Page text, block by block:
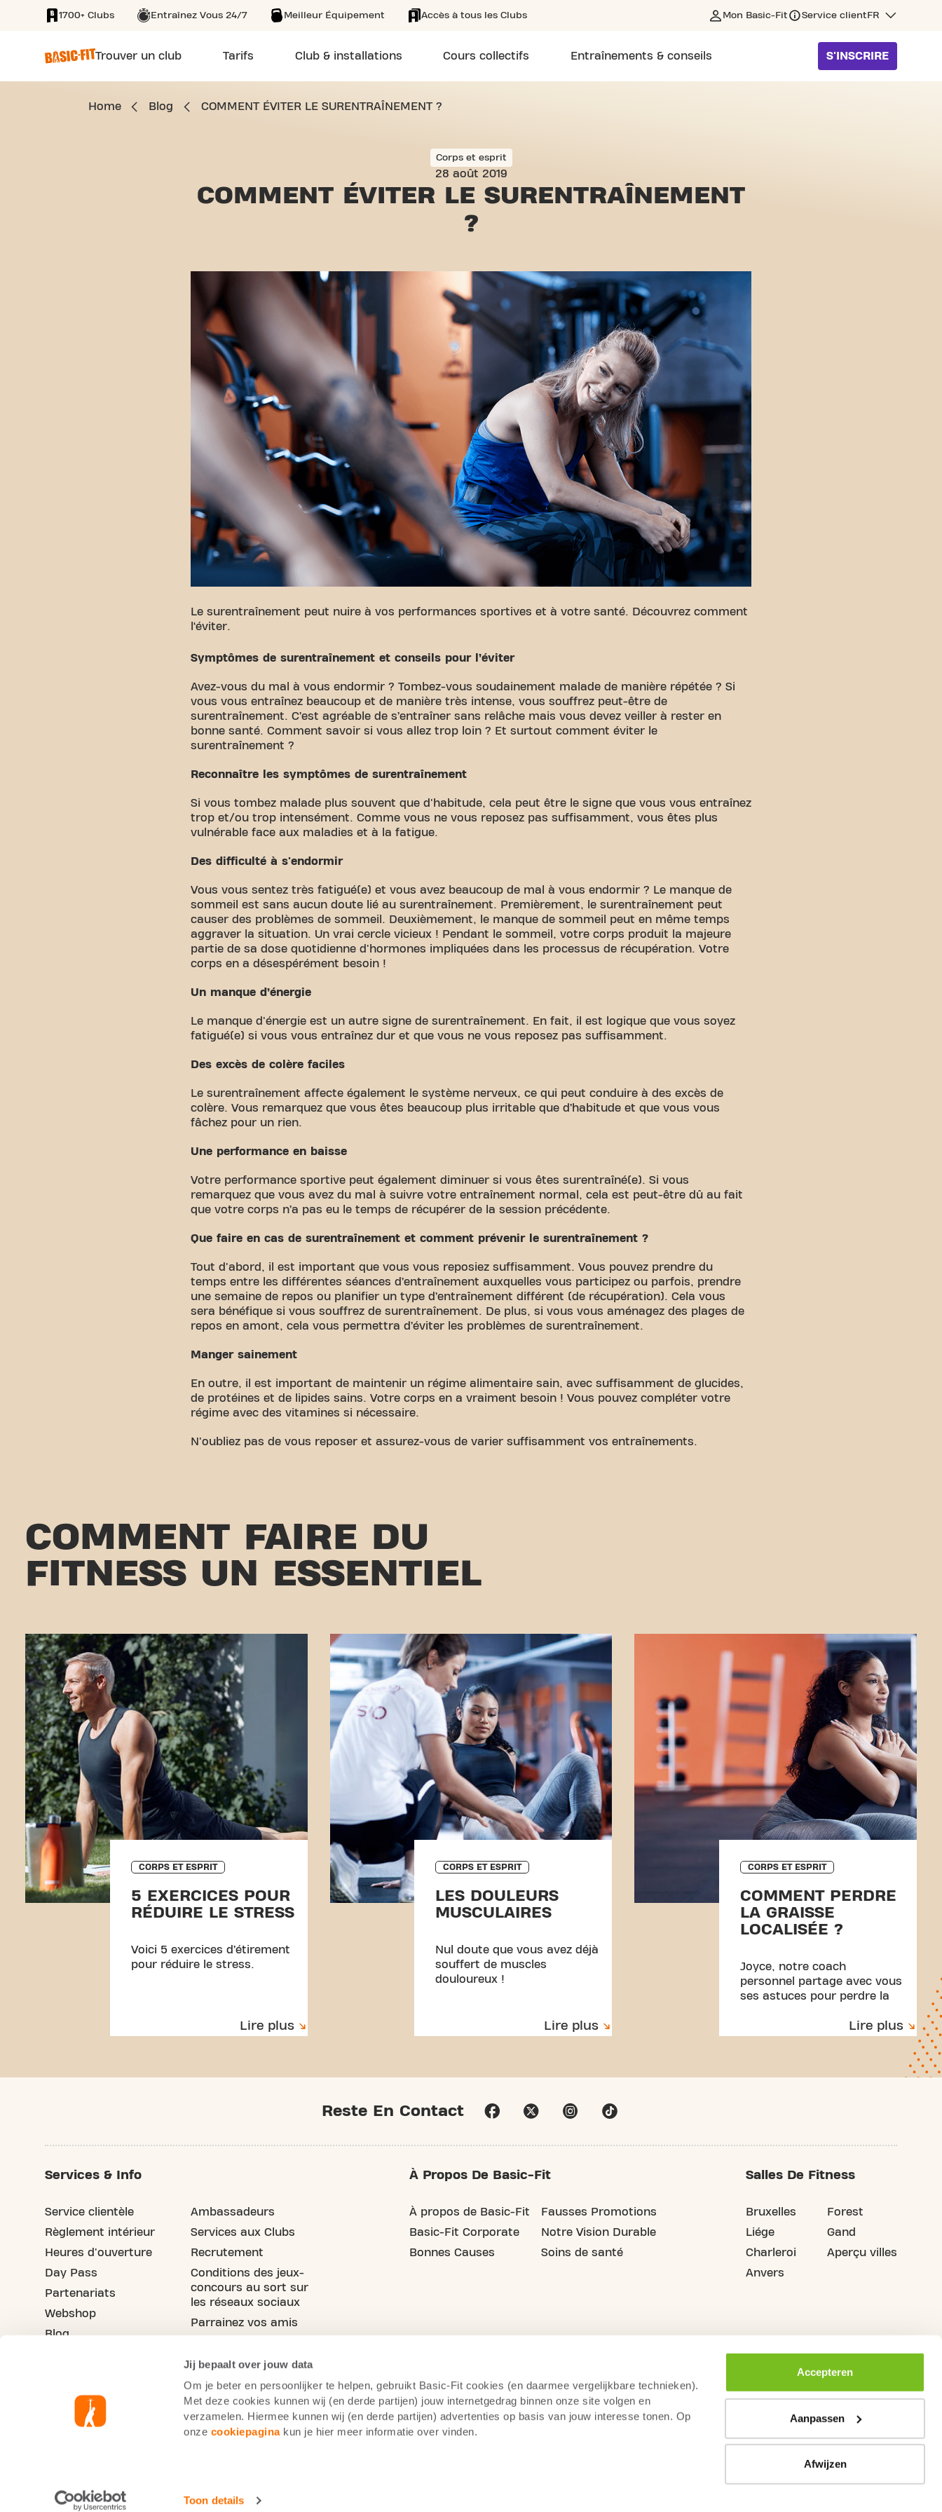
Jij bepaalt over jouw data
Om je beter en persoonlijker te helpen, gebruikt Basic-Fit cookies (en daarmee vergelijkbare technieken).
Met deze cookies kunnen wij (en derde partijen) jouw internetgedrag binnen onze site volgen en
verzamelen. Hiermee kunnen wij (en derde partijen) advertenties op basis van jouw interesse tonen. Op
onze cookiepaginakun je hier meer informatie over vinden.
Toon details
Accepteren
Aanpassen
Afwijzen
SKIP TO MAIN CONTENT
1700+ Clubs Entraînez Vous 24/7 Meilleur Équipement Accès à tous les Clubs Mon Basic-Fit Service client FR
Trouver un club Tarifs Club & installations Cours collectifs Entraînements & conseils S'INSCRIRE
Home Blog COMMENT ÉVITER LE SURENTRAÎNEMENT ?
Corps et esprit
28 août 2019
COMMENT ÉVITER LE SURENTRAÎNEMENT
?
Le surentraînement peut nuire à vos performances sportives et à votre santé. Découvrez comment
l‘éviter.
Symptômes de surentraînement et conseils pour l’éviter
Avez-vous du mal à vous endormir ? Tombez-vous soudainement malade de manière répétée ? Si
vous vous entraînez beaucoup et de manière très intense, vous souffrez peut-être de
surentraînement. C’est agréable de s’entraîner sans relâche mais vous devez veiller à rester en
bonne santé. Comment savoir si vous allez trop loin ? Et surtout comment éviter le
surentraînement ?
Reconnaître les symptômes de surentraînement
Si vous tombez malade plus souvent que d'habitude, cela peut être le signe que vous vous entraînez
trop et/ou trop intensément. Comme vous ne vous reposez pas suffisamment, vous êtes plus
vulnérable face aux maladies et à la fatigue.
Des difficulté à s'endormir
Vous vous sentez très fatigué(e) et vous avez beaucoup de mal à vous endormir ? Le manque de
sommeil est sans aucun doute lié au surentraînement. Premièrement, le surentraînement peut
causer des problèmes de sommeil. Deuxièmement, le manque de sommeil peut en même temps
aggraver la situation. Un vrai cercle vicieux ! Pendant le sommeil, votre corps produit la majeure
partie de sa dose quotidienne d'hormones impliquées dans les processus de récupération. Votre
corps en a désespérément besoin !
Un manque d’énergie
Le manque d'énergie est un autre signe de surentraînement. En fait, il est logique que vous soyez
fatigué(e) si vous vous entraînez dur et que vous ne vous reposez pas suffisamment.
Des excès de colère faciles
Le surentraînement affecte également le système nerveux, ce qui peut conduire à des excès de
colère. Vous remarquez que vous êtes beaucoup plus irritable que d’habitude et que vous vous
fâchez pour un rien.
Une performance en baisse
Votre performance sportive peut également diminuer si vous êtes surentraîné(e). Si vous
remarquez que vous avez du mal à suivre votre entraînement normal, cela est peut-être dû au fait
que votre corps n’a pas eu le temps de récupérer de la session précédente.
Que faire en cas de surentraînement et comment prévenir le surentraînement ?
Tout d'abord, il est important que vous vous reposiez suffisamment. Vous pouvez prendre du
temps entre les différentes séances d’entraînement auxquelles vous participez ou parfois, prendre
une semaine de repos ou planifier un type d’entraînement différent (de récupération). Cela vous
sera bénéfique si vous souffrez de surentraînement. De plus, si vous vous aménagez des plages de
repos en amont, cela vous permettra d’éviter les problèmes de surentraînement.
Manger sainement
En outre, il est important de maintenir un régime alimentaire sain, avec suffisamment de glucides,
de protéines et de lipides sains. Votre corps en a vraiment besoin ! Vous pouvez compléter votre
régime avec des vitamines si nécessaire.
N'oubliez pas de vous reposer et assurez-vous de varier suffisamment vos entraînements.
COMMENT FAIRE DU
FITNESS UN ESSENTIEL
CORPS ET ESPRIT
5 EXERCICES POUR
RÉDUIRE LE STRESS
Voici 5 exercices d’étirement
pour réduire le stress.
Lire plus
CORPS ET ESPRIT
LES DOULEURS
MUSCULAIRES
Nul doute que vous avez déjà
souffert de muscles
douloureux !
Lire plus
CORPS ET ESPRIT
COMMENT PERDRE
LA GRAISSE
LOCALISÉE ?
Joyce, notre coach
personnel partage avec vous
ses astuces pour perdre la
différentes parties du corps.
Lire plus
Reste En Contact
Services & Info
Service clientèle
Règlement intérieur
Heures d'ouverture
Day Pass
Partenariats
Webshop
Blog
Ambassadeurs
Services aux Clubs
Recrutement
Conditions des jeux-
concours au sort sur
les réseaux sociaux
Parrainez vos amis
À Propos De Basic-Fit
À propos de Basic-Fit
Basic-Fit Corporate
Bonnes Causes
Fausses Promotions
Notre Vision Durable
Soins de santé
Salles De Fitness
Bruxelles
Liége
Charleroi
Anvers
Forest
Gand
Aperçu villes